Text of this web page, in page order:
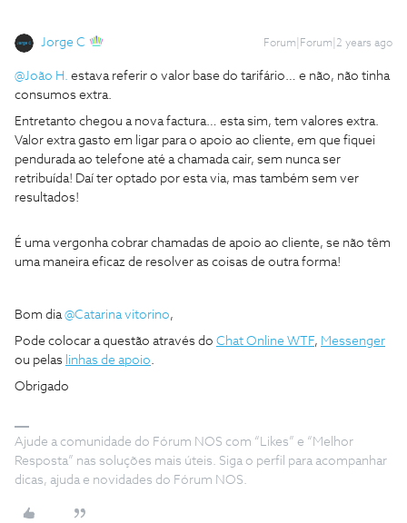
Jorge C Forum|Forum|2 years ago
@João H. estava referir o valor base do tarifário… e não, não tinha
consumos extra.
Entretanto chegou a nova factura… esta sim, tem valores extra.
Valor extra gasto em ligar para o apoio ao cliente, em que fiquei
pendurada ao telefone até a chamada cair, sem nunca ser
retribuída! Daí ter optado por esta via, mas também sem ver
resultados!
É uma vergonha cobrar chamadas de apoio ao cliente, se não têm
uma maneira eficaz de resolver as coisas de outra forma!
Bom dia@Catarina vitorino,
Pode colocar a questão através do Chat Online WTF, Messenger
ou pelas linhas de apoio.
Obrigado
Ajude a comunidade do Fórum NOS com “Likes” e “Melhor
Resposta” nas soluções mais úteis. Siga o perfil para acompanhar
dicas, ajuda e novidades do Fórum NOS.